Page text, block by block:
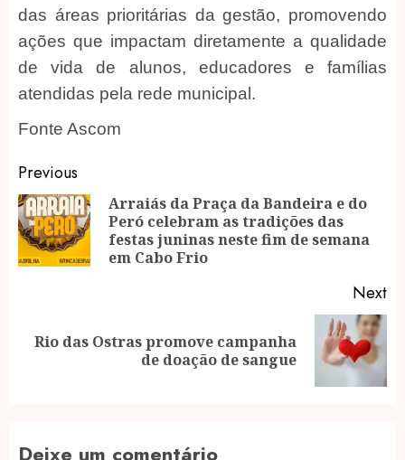
das áreas prioritárias da gestão, promovendo
ações que impactam diretamente a qualidade
de vida de alunos, educadores e famílias
atendidas pela rede municipal.
Fonte Ascom
Post
navigation
Previous
Arraiás da Praça da Bandeira e do
Peró celebram as tradições das
festas juninas neste fim de semana
em Cabo Frio
Next
Next
Rio das Ostras promove campanha
de doação de sangue
Deixe um comentário